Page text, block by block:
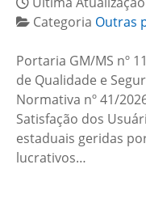
Categoria Outras
Portaria GM/MS nº
de Qualidade e
Normativa nº 41/
Satisfação dos
estaduais geridas
lucrativos…